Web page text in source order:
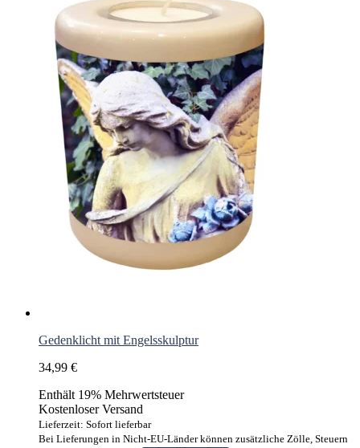
Gedenklicht mit Engelsskulptur
34,99 €
Enthält 19% Mehrwertsteuer
Kostenloser Versand
Lieferzeit: Sofort lieferbar
Bei Lieferungen in Nicht-EU-Länder können zusätzliche Zölle, Steuern